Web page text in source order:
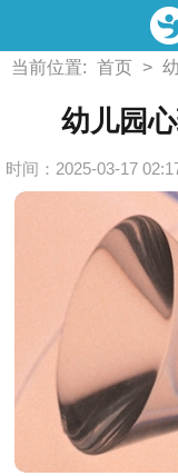
当前位置: 首页 >
幼儿园
时间：2025-03-17